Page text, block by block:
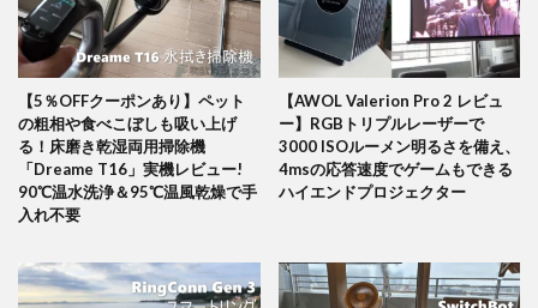
【5％OFFクーポンあり】ペット
の粗相や食べこぼしも吸い上げ
る！床磨き乾湿両用掃除機
「Dreame T16」実機レビュー!
90℃温水洗浄＆95℃温風乾燥で手
入れ不要
【AWOL Valerion Pro 2 レビュ
ー】RGBトリプルレーザーで
3000 ISOルーメン明るさを備え、
4msの応答速度でゲームもできる
ハイエンドプロジェクター